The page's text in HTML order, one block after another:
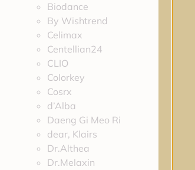
Biodance
By Wishtrend
Celimax
Centellian24
CLIO
Colorkey
Cosrx
d’Alba
Daeng Gi Meo Ri
dear, Klairs
Dr.Althea
Dr.Melaxin